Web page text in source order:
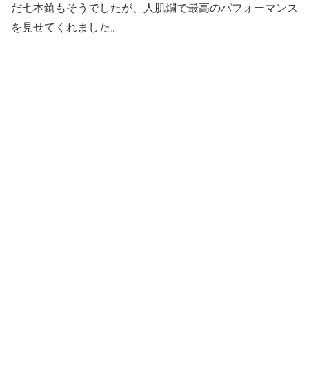
だ七本鎗もそうでしたが、人肌燗で最高のパフォーマンス
を見せてくれました。